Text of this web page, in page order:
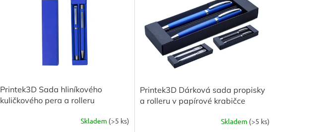
Printek3D Sada hliníkového
kuličkového pera a rolleru
Skladem (>5 ks)
Printek3D Dárková sada propisky
a rolleru v papírové krabičce
Skladem (>5 ks)